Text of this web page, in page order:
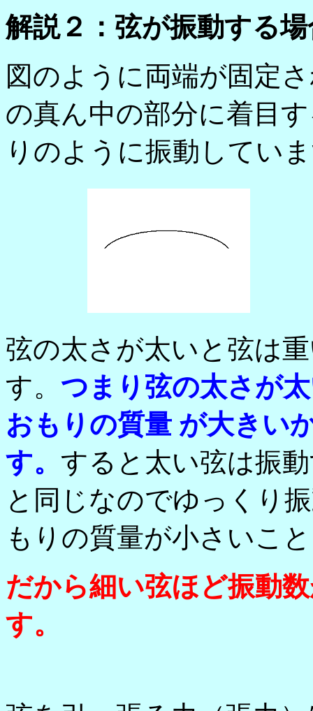
解説２：弦が振動する
図のように両端が固定
の真ん中の部分に着目
りのように振動してい
弦の太さが太いと弦は
す。 つまり弦の太さが
おもりの質量 が大きい
す。 すると太い弦は振
と同じなのでゆっくり
もりの質量が小さいこ
だから細い弦ほど振動
す。